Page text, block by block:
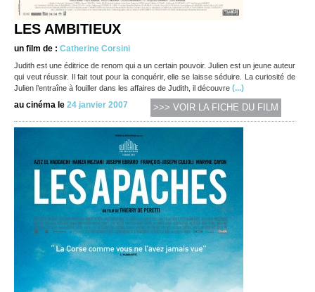
LES AMBITIEUX
un film de : Catherine Corsini
Judith est une éditrice de renom qui a un certain pouvoir. Julien est un jeune auteur
qui veut réussir. Il fait tout pour la conquérir, elle se laisse séduire. La curiosité de
Julien l’entraîne à fouiller dans les affaires de Judith, il découvre (...)
au cinéma le 24 janvier 2007 >>> VOIR LA FICHE DU FILM